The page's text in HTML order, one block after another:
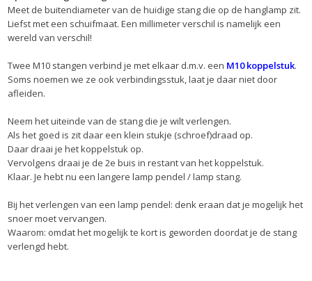
Meet de buitendiameter van de huidige stang die op de hanglamp zit.
Liefst met een schuifmaat. Een millimeter verschil is namelijk een
wereld van verschil!
Twee M10 stangen verbind je met elkaar d.m.v. een M10 koppelstuk.
Soms noemen we ze ook verbindingsstuk, laat je daar niet door
afleiden.
Neem het uiteinde van de stang die je wilt verlengen.
Als het goed is zit daar een klein stukje (schroef)draad op.
Daar draai je het koppelstuk op.
Vervolgens draai je de 2e buis in restant van het koppelstuk.
Klaar. Je hebt nu een langere lamp pendel / lamp stang.
Bij het verlengen van een lamp pendel: denk eraan dat je mogelijk het
snoer moet vervangen.
Waarom: omdat het mogelijk te kort is geworden doordat je de stang
verlengd hebt.